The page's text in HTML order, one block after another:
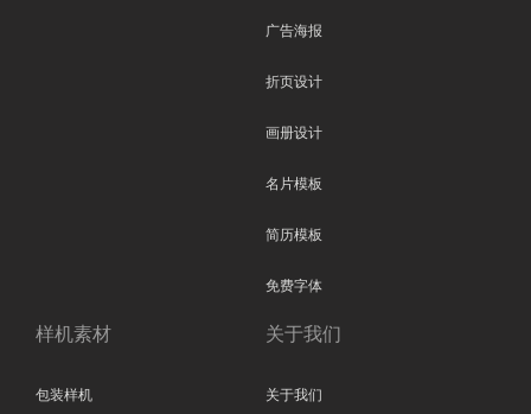
广告海报
折页设计
画册设计
名片模板
简历模板
免费字体
样机素材
包装样机
关于我们
关于我们